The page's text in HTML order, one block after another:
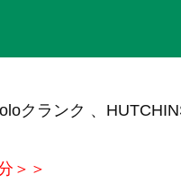
クランク 、
＞＞